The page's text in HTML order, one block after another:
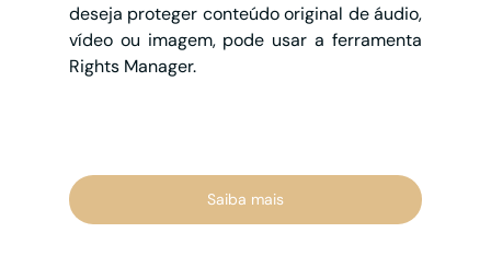
deseja proteger conteúdo original de áudio,
vídeo ou imagem, pode usar a ferramenta
Rights Manager.
Saiba mais